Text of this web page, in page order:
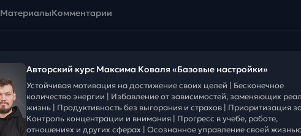
МатериалыКомментарии
Авторский курс Максима Коваля «Базовые настройки»
Устойчивая мотивация на достижение своих целей | Бесконечное
количество энергии | Избавление от зависимостей, заменяющих
жизнь | Продуктивность без выгорания и страхов | Приоритизация
Контроль концентрации и внимания | Прогресс в учебе, работе,
отношениях и других сферах | Осознанное управление своей